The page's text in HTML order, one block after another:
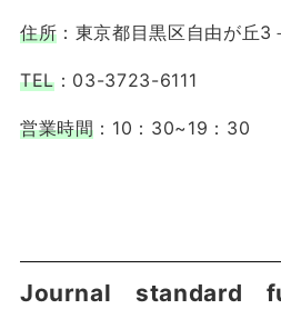
住所 ：東京都目黒区自由が丘3
TEL：03-3723-6111
営業時間 ：10：30~19：30
Journal standard